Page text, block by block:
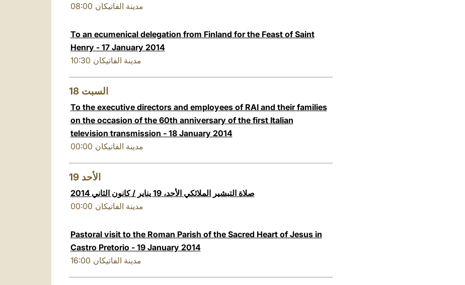
08:00 مدينة الفاتيكان
To an ecumenical delegation from Finland for the Feast of Saint
Henry - 17 January 2014
10:30 مدينة الفاتيكان
18 السبت
To the executive directors and employees of RAI and their families
on the occasion of the 60th anniversary of the first Italian
television transmission - 18 January 2014
00:00 مدينة الفاتيكان
19 الأحد
صلاة التبشير الملائكي الأحد، 19 يناير / كانون الثاني 2014
00:00 مدينة الفاتيكان
Pastoral visit to the Roman Parish of the Sacred Heart of Jesus in
Castro Pretorio - 19 January 2014
16:00 مدينة الفاتيكان